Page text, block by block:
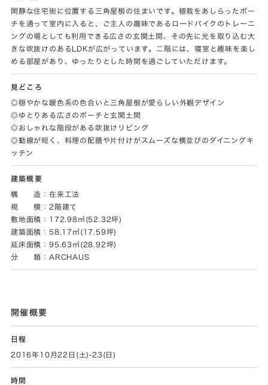
閑静な住宅街に位置する三角屋根の住まいです。植栽をあしらったポー
チを通って室内に入ると、ご主人の趣味であるロードバイクのトレーニ
ングの場としても利用できる広さの玄関土間、その先に光を取り込む大
きな吹抜けのあるLDKが広がっています。二階には、寝室と趣味を楽し
める部屋があり、ゆったりとした時間を過ごしていただけます。
見どころ
◎穏やかな暖色系の色合いと三角屋根が愛らしい外観デザイン
◎ゆとりある広さのポーチと玄関土間
◎おしゃれな階段がある吹抜けリビング
◎動線が短く、料理の配膳や片付けがスムーズな横並びのダイニングキ
ッチン
建築概要
構 造：在来工法
規 模：2階建て
敷地面積：172.98㎡(52.32坪)
建築面積：58.17㎡(17.59坪)
延床面積：95.63㎡(28.92坪)
分 類：ARCHAUS
開催概要
日程
2016年10月22日(土)-23(日)
時間